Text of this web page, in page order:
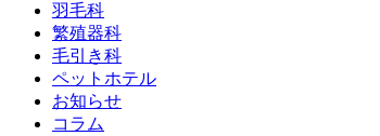
羽毛科
繁殖器科
毛引き科
ペットホテル
お知らせ
コラム